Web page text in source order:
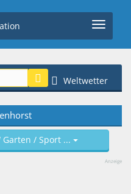
Weltwetter
Garten / Sport ...
Anzeige